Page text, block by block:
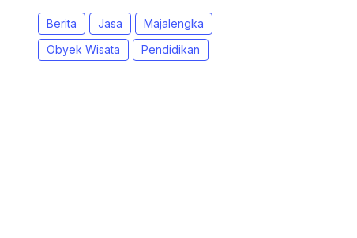
Berita Jasa
Majalengka
Obyek Wisata
Pendidikan